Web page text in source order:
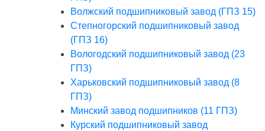
Волжский подшипниковый завод (ГПЗ 15)
Степногорский подшипниковый завод
(ГПЗ 16)
Вологодский подшипниковый завод (23
ГПЗ)
Харьковский подшипниковый завод (8
ГПЗ)
Минский завод подшипников (11 ГПЗ)
Курский подшипниковый завод